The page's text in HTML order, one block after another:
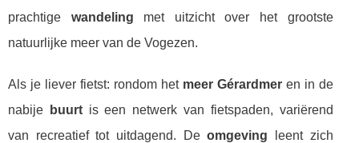
prachtige wandeling met uitzicht over het grootste
natuurlijke meer van de Vogezen.
Als je liever fietst: rondom het meer Gérardmeren in de
nabije
buurtis een netwerk van fietspaden, variërend
van recreatief tot uitdagend. Deomgeving leent zich